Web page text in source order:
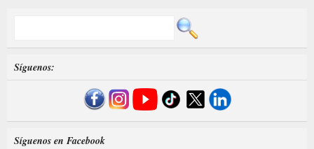
Síguenos:
Síguenos en Facebook